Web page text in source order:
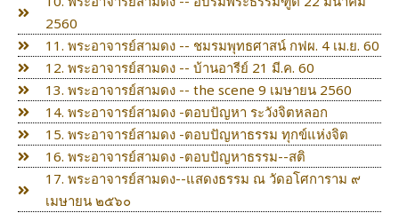
2560
11. พระอาจารย์สามดง -- ชมรมพุทธศาสน์ กฟผ. 4 เม.ย. 60
12. พระอาจารย์สามดง -- บ้านอารีย์ 21 มี.ค. 60
13. พระอาจารย์สามดง -- the scene 9 เมษายน 2560
14. พระอาจารย์สามดง -ตอบปัญหา ระวังจิตหลอก
15. พระอาจารย์สามดง -ตอบปัญหาธรรม ทุกข์แห่งจิต
16. พระอาจารย์สามดง -ตอบปัญหาธรรม--สติ
17. พระอาจารย์สามดง--แสดงธรรม ณ วัดอโศการาม ๙
เมษายน ๒๕๖๐